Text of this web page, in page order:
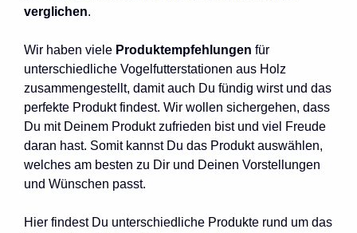
verglichen.
Wir haben viele Produktempfehlungen für
unterschiedliche Vogelfutterstationen aus Holz
zusammengestellt, damit auch Du fündig wirst und das
perfekte Produkt findest. Wir wollen sichergehen, dass
Du mit Deinem Produkt zufrieden bist und viel Freude
daran hast. Somit kannst Du das Produkt auswählen,
welches am besten zu Dir und Deinen Vorstellungen
und Wünschen passt.
Hier findest Du unterschiedliche Produkte rund um das